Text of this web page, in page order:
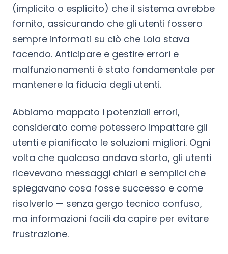
(implicito o esplicito) che il sistema avrebbe
fornito, assicurando che gli utenti fossero
sempre informati su ciò che Lola stava
facendo. Anticipare e gestire errori e
malfunzionamenti è stato fondamentale per
mantenere la fiducia degli utenti.
Abbiamo mappato i potenziali errori,
considerato come potessero impattare gli
utenti e pianificato le soluzioni migliori. Ogni
volta che qualcosa andava storto, gli utenti
ricevevano messaggi chiari e semplici che
spiegavano cosa fosse successo e come
risolverlo — senza gergo tecnico confuso,
ma informazioni facili da capire per evitare
frustrazione.